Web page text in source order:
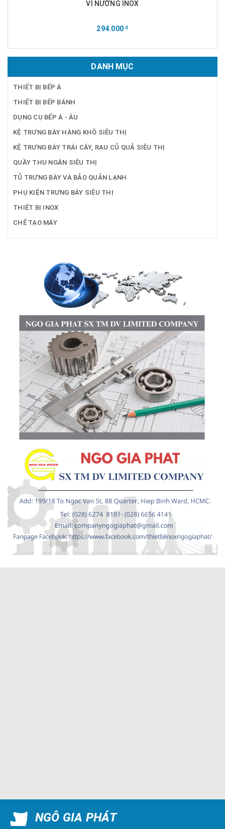
VỈ NƯỚNG INOX
294.000đ
DANH MỤC
THIẾT BỊ BẾP Á
THIẾT BỊ BẾP BÁNH
DỤNG CỤ BẾP Á - ÂU
KỆ TRƯNG BÀY HÀNG KHÔ SIÊU THỊ
KỆ TRƯNG BÀY TRÁI CÂY, RAU CỦ QUẢ SIÊU THỊ
QUẦY THU NGÂN SIÊU THỊ
TỦ TRƯNG BÀY VÀ BẢO QUẢN LẠNH
PHỤ KIỆN TRƯNG BÀY SIÊU THỊ
THIẾT BỊ INOX
CHẾ TẠO MÁY
NGÔ GIA PHÁT